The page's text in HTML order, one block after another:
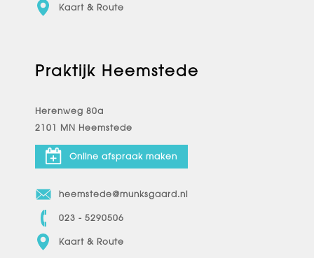
Kaart & Route
Praktijk Heemstede
Herenweg 80a
2101 MN Heemstede
Online afspraak maken
heemstede@munksgaard.nl
023 - 5290506
Kaart & Route